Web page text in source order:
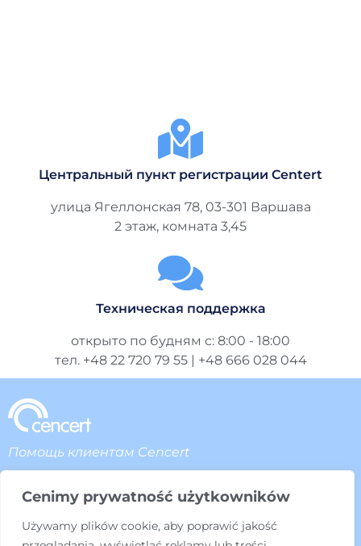
Cenimy prywatność użytkowników
Używamy plików cookie, aby poprawić jakość
Центральный пункт регистрации Centert
улица Ягеллонская 78, 03-301 Варшава
2 этаж, комната 3,45
Техническая поддержка
открыто по будням с: 8:00 - 18:00
тел. +48 22 720 79 55 | +48 666 028 044
Помощь клиентам Cencert
ENIGMA SOI Sp. z oo, производящая собственные аппаратные и
данных на предприятиях, в учреждениях финансового сектора,